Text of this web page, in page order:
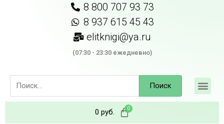
8 800 707 93 73
8 937 615 45 43
elitknigi@ya.ru
(07:30 - 23:30 ежедневно)
Поиск
0 руб.